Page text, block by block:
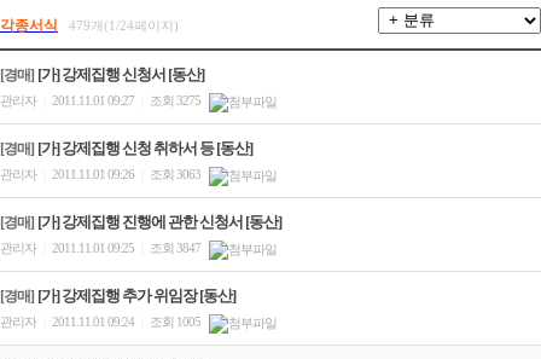
각종서식 479개(1/24페이지)
[경매] [가] 강제집행 신청서 [동산]
관리자 2011.11.01 09:27 조회 3275
[경매] [가] 강제집행 신청 취하서 등 [동산]
관리자 2011.11.01 09:26 조회 3063
[경매] [가] 강제집행 진행에 관한 신청서 [동산]
관리자 2011.11.01 09:25 조회 3847
[경매] [가] 강제집행 추가 위임장 [동산]
관리자 2011.11.01 09:24 조회 1005